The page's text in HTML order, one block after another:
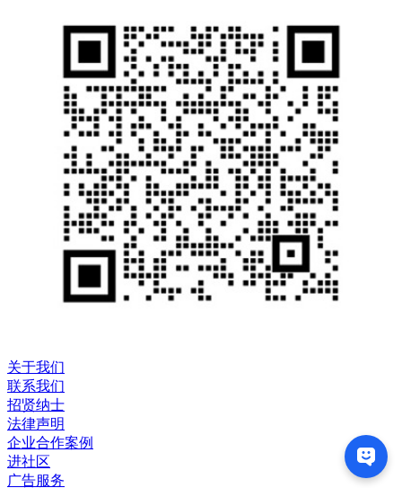
关于我们
联系我们
招贤纳士
法律声明
企业合作案例
进社区
广告服务